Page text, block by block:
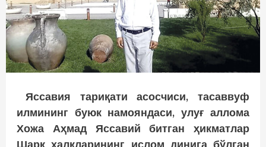
Яссавия тариқати асосчиси, тасаввуф
илмининг буюк намояндаси, улуғ аллома
Хожа Аҳмад Яссавий битган ҳикматлар
Шарқ халқларининг ислом динига бўлган